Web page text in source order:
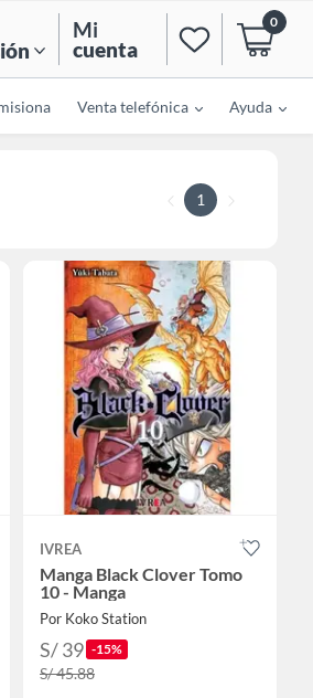
Mi
cuenta
0
Venta telefónica Ayuda
1
IVREA
Manga Black Clover Tomo
10 - Manga
Por Koko Station
S/ 39 -15%
S/ 45.88